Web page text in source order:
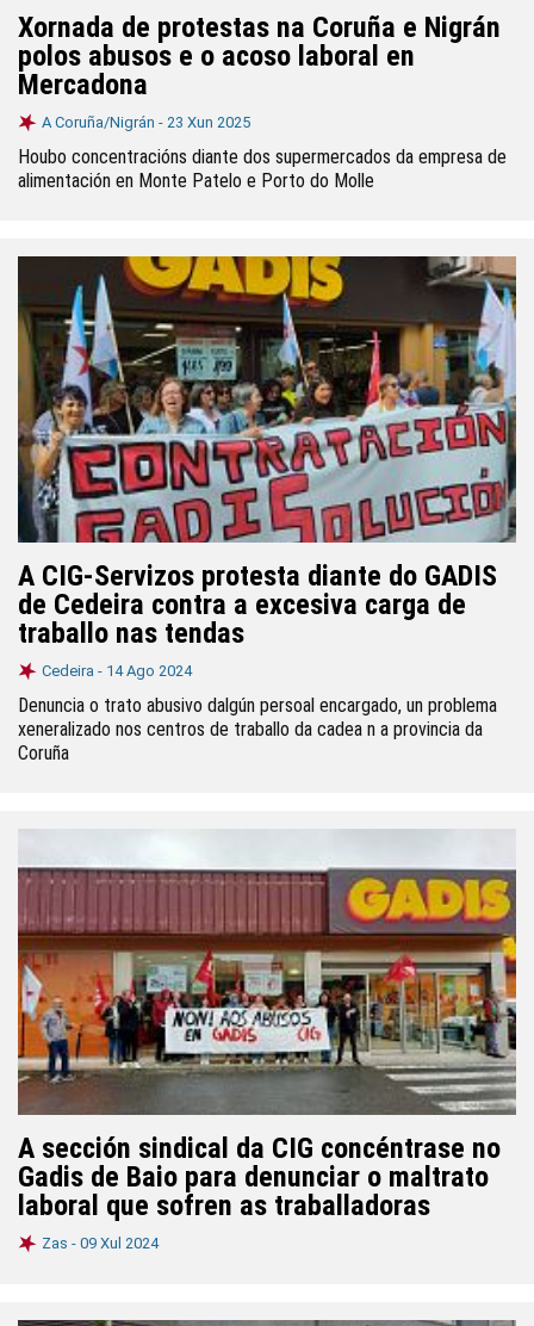
Xornada de protestas na Coruña e Nigrán
polos abusos e o acoso laboral en
Mercadona
A Coruña/Nigrán - 23 Xun 2025
Houbo concentracións diante dos supermercados da empresa de
alimentación en Monte Patelo e Porto do Molle
A CIG-Servizos protesta diante do GADIS
de Cedeira contra a excesiva carga de
traballo nas tendas
Cedeira - 14 Ago 2024
Denuncia o trato abusivo dalgún persoal encargado, un problema
xeneralizado nos centros de traballo da cadea n a provincia da
Coruña
A sección sindical da CIG concéntrase no
Gadis de Baio para denunciar o maltrato
laboral que sofren as traballadoras
Zas - 09 Xul 2024